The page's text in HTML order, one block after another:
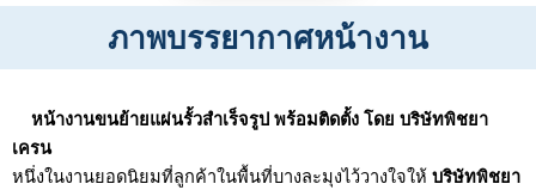
ภาพบรรยากาศหน้างาน
หน้างานขนย้ายแผ่นรั้วสำเร็จรูป พร้อมติดตั้ง โดย บริษัทพิชยา
เครน
หนึ่งในงานยอดนิยมที่ลูกค้าในพื้นที่บางละมุงไว้วางใจให้ บริษัทพิชยา